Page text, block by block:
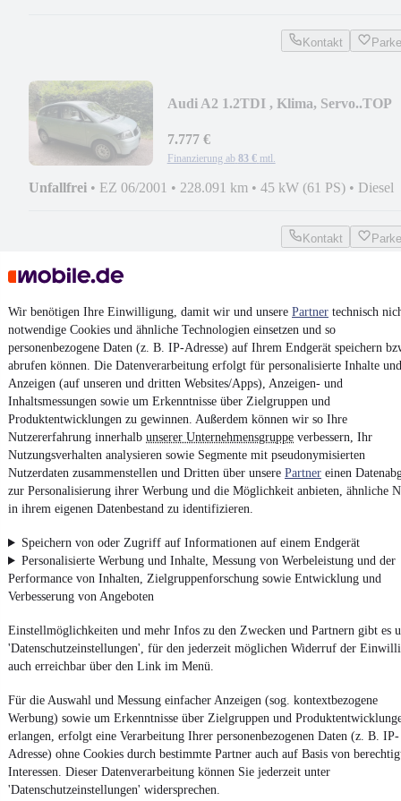
Wir benötigen Ihre Einwilligung, damit wir und unsere Partner technisch
notwendige Cookies und ähnliche Technologien einsetzen und so
personenbezogene Daten (z. B. IP-Adresse) auf Ihrem Endgerät speichern
abrufen können. Die Datenverarbeitung erfolgt für personalisierte Inhalte und
Anzeigen (auf unseren und dritten Websites/Apps), Anzeigen- und
Inhaltsmessungen sowie um Erkenntnisse über Zielgruppen und
Produktentwicklungen zu gewinnen. Außerdem können wir so Ihre
Nutzererfahrung innerhalb unserer Unternehmensgruppe verbessern, Ihr
Nutzungsverhalten analysieren sowie Segmente mit pseudonymisierten
Nutzerdaten zusammenstellen und Dritten über unsere Partner einen
zur Personalisierung ihrer Werbung und die Möglichkeit anbieten, ähnliche
in ihrem eigenen Datenbestand zu identifizieren.
Speichern von oder Zugriff auf Informationen auf einem Endgerät
Personalisierte Werbung und Inhalte, Messung von Werbeleistung und der
Performance von Inhalten, Zielgruppenforschung sowie Entwicklung und
Verbesserung von Angeboten
Einstellmöglichkeiten und mehr Infos zu den Zwecken und Partnern gibt es
'Datenschutzeinstellungen', für den jederzeit möglichen Widerruf der
auch erreichbar über den Link im Menü.
Für die Auswahl und Messung einfacher Anzeigen (sog. kontextbezogene
Werbung) sowie um Erkenntnisse über Zielgruppen und
erlangen, erfolgt eine Verarbeitung Ihrer personenbezogenen Daten (z. B. IP-
Adresse) ohne Cookies durch bestimmte Partner auch auf Basis von
Interessen. Dieser Datenverarbeitung können Sie jederzeit unter
'Datenschutzeinstellungen' widersprechen.
Kontakt
Audi A2 1.2TDI , Klima, Servo..TOP
7.777 €
Finanzierung ab 83 € mtl.
Unfallfrei • EZ 06/2001 • 228.091 km • 45 kW (61 PS) • Diesel
Kontakt
¹MwSt. ausweisbar
4.6 Sterne
Nutze mobile.de schnell und einfach
App installieren
Impressum
AGB
Vertrag widerrufen
Datenschutz
Datenschutzeinstellungen
Erklärung zur Barrierefreiheit
Powered by
Entdecke Kleinwagen,SUVundWohnmobileund mehr bei
mobile.de